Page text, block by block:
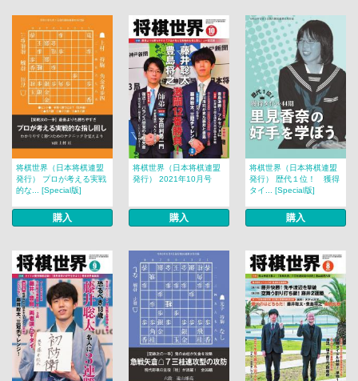
将棋世界（日本将棋連盟
発行） プロが考える実戦
的な... [Special版]
購入
将棋世界（日本将棋連盟
発行） 2021年10月号
購入
将棋世界（日本将棋連盟
発行） 歴代１位！ 獲得
タイ... [Special版]
購入